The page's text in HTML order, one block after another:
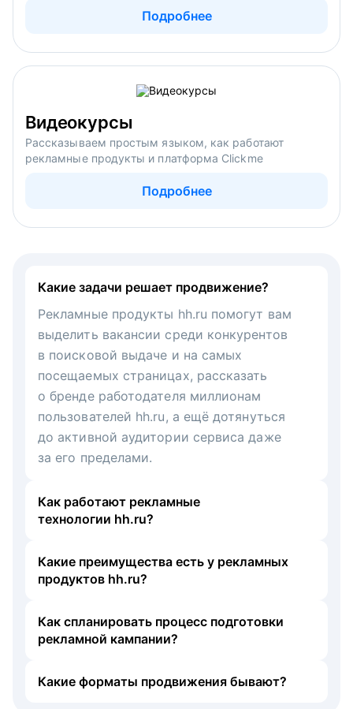
Подробнее
Видеокурсы
Рассказываем простым языком, как работают
рекламные продукты и платформа Clickme
Подробнее
Какие задачи решает продвижение?
Рекламные продукты hh.ru помогут вам
выделить вакансии среди конкурентов
в поисковой выдаче и на самых
посещаемых страницах, рассказать
о бренде работодателя миллионам
пользователей hh.ru, а ещё дотянуться
до активной аудитории сервиса даже
за его пределами.
Как работают рекламные
технологии hh.ru?
Какие преимущества есть у рекламных
продуктов hh.ru?
Как спланировать процесс подготовки
рекламной кампании?
Какие форматы продвижения бывают?